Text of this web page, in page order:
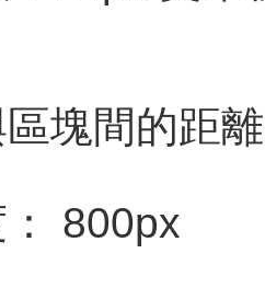
塊間的距
800px